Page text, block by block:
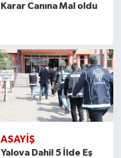
Karar Canına Mal oldu
ASAYİŞ
Yalova Dahil 5 İlde Eş